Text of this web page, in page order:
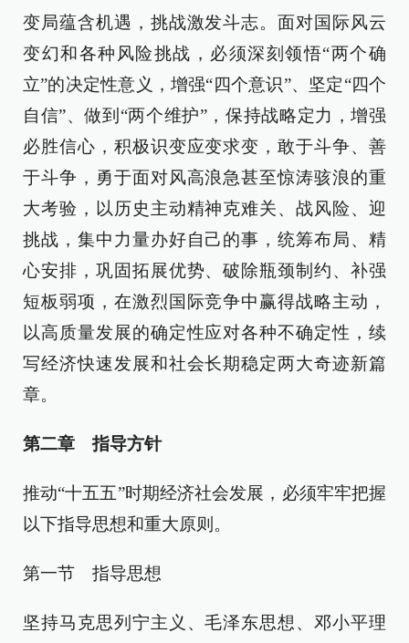
变局蕴含机遇，挑战激发斗志。面对国际风云
变幻和各种风险挑战，必须深刻领悟“两个确
立”的决定性意义，增强“四个意识”、坚定“四个
自信”、做到“两个维护”，保持战略定力，增强
必胜信心，积极识变应变求变，敢于斗争、善
于斗争，勇于面对风高浪急甚至惊涛骇浪的重
大考验，以历史主动精神克难关、战风险、迎
挑战，集中力量办好自己的事，统筹布局、精
心安排，巩固拓展优势、破除瓶颈制约、补强
短板弱项，在激烈国际竞争中赢得战略主动，
以高质量发展的确定性应对各种不确定性，续
写经济快速发展和社会长期稳定两大奇迹新篇
章。
第二章 指导方针
推动“十五五”时期经济社会发展，必须牢牢把握
以下指导思想和重大原则。
第一节 指导思想
坚持马克思列宁主义、毛泽东思想、邓小平理